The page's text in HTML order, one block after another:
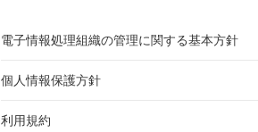
電子情報処理組織の管理に関する基本方針
個人情報保護方針
利用規約